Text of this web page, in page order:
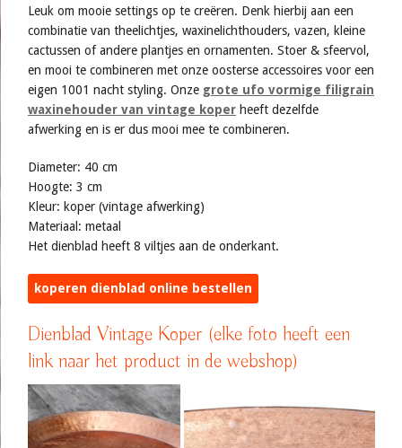
Leuk om mooie settings op te creëren. Denk hierbij aan een
combinatie van theelichtjes, waxinelichthouders, vazen, kleine
cactussen of andere plantjes en ornamenten. Stoer & sfeervol,
en mooi te combineren met onze oosterse accessoires voor een
eigen 1001 nacht styling. Onze grote ufo vormige filigrain
waxinehouder van vintage koper heeft dezelfde
afwerking en is er dus mooi mee te combineren.
Diameter: 40 cm
Hoogte: 3 cm
Kleur: koper (vintage afwerking)
Materiaal: metaal
Het dienblad heeft 8 viltjes aan de onderkant.
koperen dienblad online bestellen
Dienblad Vintage Koper (elke foto heeft een
link naar het product in de webshop)